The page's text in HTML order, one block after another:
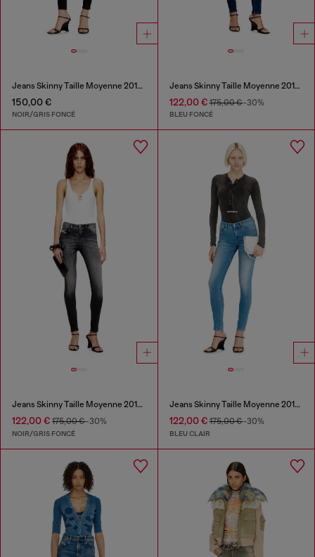
Jeans Skinny Taille Moyenne 2017 Slandy
150,00 €
NOIR/GRIS FONCÉ
Jeans Skinny Taille Moyenne 2017 Slandy
122,00 €175,00 €-30%
BLEU FONCÉ
Jeans Skinny Taille Moyenne 2017 Slandy
122,00 € 175,00 €-30%
NOIR/GRIS FONCÉ
Jeans Skinny Taille Moyenne 2017 Slandy
122,00 €175,00 €-30%
BLEU CLAIR